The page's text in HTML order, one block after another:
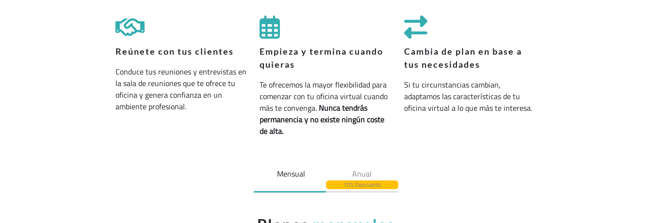
Reúnete con tus clientes
Conduce tus reuniones y entrevistas en
la sala de reuniones que te ofrece tu
oficina y genera confianza en un
ambiente profesional.
Empieza y termina cuando
quieras
Te ofrecemos la mayor flexibilidad para
comenzar con tu oficina virtual cuando
más te convenga. Nunca tendrás
permanencia y no existe ningún coste
de alta.
Cambia de plan en base a
tus necesidades
Si tu circunstancias cambian,
adaptamos las características de tu
oficina virtual a lo que más te interesa.
Mensual Anual
10% Descuento